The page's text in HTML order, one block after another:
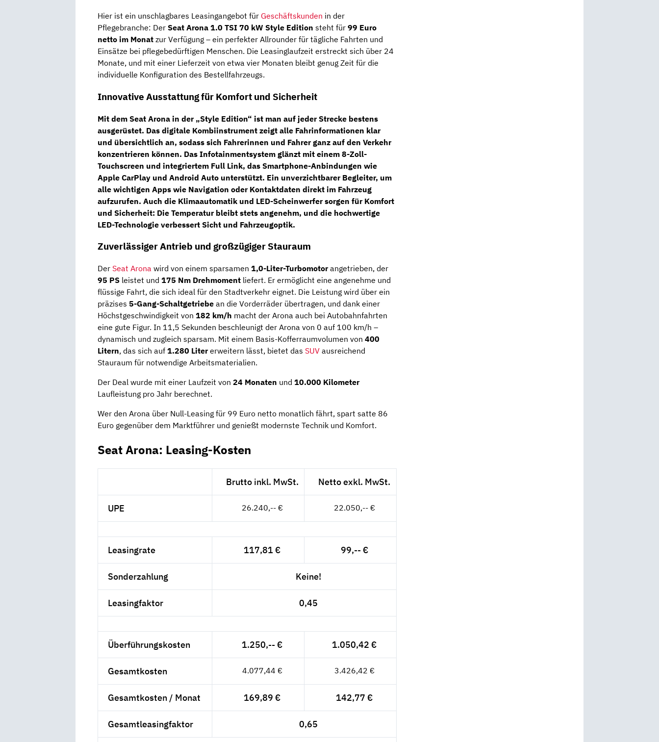
Hier ist ein unschlagbares Leasingangebot für Geschäftskunden in der
Pflegebranche: Der Seat Arona 1.0 TSI 70 kW Style Edition steht für 99 Euro
netto im Monat zur Verfügung – ein perfekter Allrounder für tägliche Fahrten und
Einsätze bei pflegebedürftigen Menschen. Die Leasinglaufzeit erstreckt sich über 24
Monate, und mit einer Lieferzeit von etwa vier Monaten bleibt genug Zeit für die
individuelle Konfiguration des Bestellfahrzeugs.
Innovative Ausstattung für Komfort und Sicherheit
Mit dem Seat Arona in der „Style Edition“ ist man auf jeder Strecke bestens
ausgerüstet. Das digitale Kombiinstrument zeigt alle Fahrinformationen klar
und übersichtlich an, sodass sich Fahrerinnen und Fahrer ganz auf den Verkehr
konzentrieren können. Das Infotainmentsystem glänzt mit einem 8-Zoll-
Touchscreen und integriertem Full Link, das Smartphone-Anbindungen wie
Apple CarPlay und Android Auto unterstützt. Ein unverzichtbarer Begleiter, um
alle wichtigen Apps wie Navigation oder Kontaktdaten direkt im Fahrzeug
aufzurufen. Auch die Klimaautomatik und LED-Scheinwerfersorgen für Komfort
und Sicherheit: Die Temperatur bleibt stets angenehm, und die hochwertige
LED-Technologie verbessert Sicht und Fahrzeugoptik.
Zuverlässiger Antrieb und großzügiger Stauraum
Der Seat Arona wird von einem sparsamen 1,0-Liter-Turbomotorangetrieben, der
95 PS leistet und 175 Nm Drehmoment liefert. Er ermöglicht eine angenehme und
flüssige Fahrt, die sich ideal für den Stadtverkehr eignet. Die Leistung wird über ein
präzises 5-Gang-Schaltgetriebe an die Vorderräder übertragen, und dank einer
Höchstgeschwindigkeit von 182 km/h macht der Arona auch bei Autobahnfahrten
eine gute Figur. In 11,5 Sekunden beschleunigt der Arona von 0 auf 100 km/h –
dynamisch und zugleich sparsam. Mit einem Basis-Kofferraumvolumen von 400
Litern, das sich auf 1.280 Litererweitern lässt, bietet das SUV ausreichend
Stauraum für notwendige Arbeitsmaterialien.
Der Deal wurde mit einer Laufzeit von 24 Monaten und 10.000 Kilometer
Laufleistung pro Jahr berechnet.
Wer den Arona über Null-Leasing für 99 Euro netto monatlich fährt, spart satte 86
Euro gegenüber dem Marktführer und genießt modernste Technik und Komfort.
Seat Arona: Leasing-Kosten
Brutto inkl. MwSt. Netto exkl. MwSt.
UPE 26.240,-- € 22.050,-- €
Leasingrate 117,81 € 99,-- €
Sonderzahlung Keine!
Leasingfaktor 0,45
Überführungskosten 1.250,-- € 1.050,42 €
Gesamtkosten 4.077,44 € 3.426,42 €
Gesamtkosten / Monat 169,89 € 142,77 €
Gesamtleasingfaktor 0,65